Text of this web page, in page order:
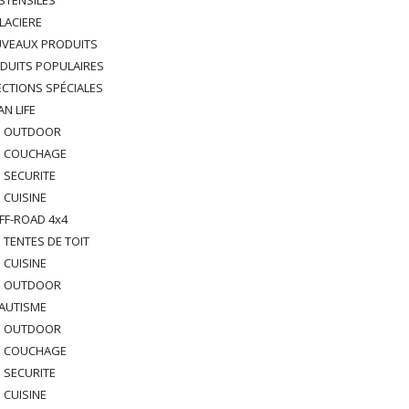
PRODUITS
POPULAIRES
SPÉCIALES
LIFE
OUTDOOR
COUCHAGE
SECURITE
CUISINE
ROAD 4x4
TENTES DE TOIT
CUISINE
OUTDOOR
OUTDOOR
COUCHAGE
SECURITE
CUISINE